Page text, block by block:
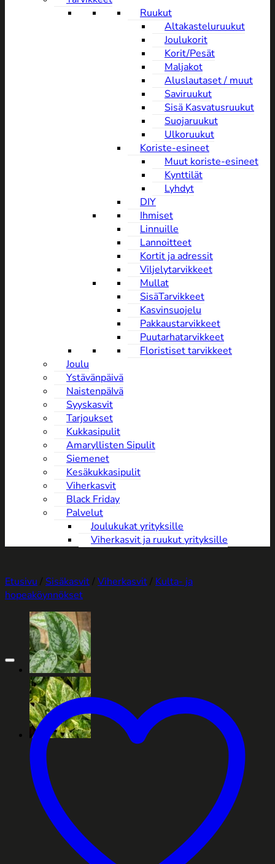
Ruukut
Altakasteluruukut
Joulukorit
Korit/Pesät
Maljakot
Aluslautaset / muut
Saviruukut
Sisä Kasvatusruukut
Suojaruukut
Ulkoruukut
Koriste-esineet
Muut koriste-esineet
Kynttilät
Lyhdyt
DIY
Ihmiset
Linnuille
Lannoitteet
Kortit ja adressit
Viljelytarvikkeet
Mullat
SisäTarvikkeet
Kasvinsuojelu
Pakkaustarvikkeet
Puutarhatarvikkeet
Floristiset tarvikkeet
Joulu
Ystävänpäivä
NaistenpäIvä
Syyskasvit
Tarjoukset
Kukkasipulit
Amaryllisten Sipulit
Siemenet
Kesäkukkasipulit
Viherkasvit
Black Friday
Palvelut
Joulukukat yrityksille
Viherkasvit ja ruukut yrityksille
Etusivu / Sisäkasvit/ Viherkasvit/ Kulta- ja
hopeaköynnökset